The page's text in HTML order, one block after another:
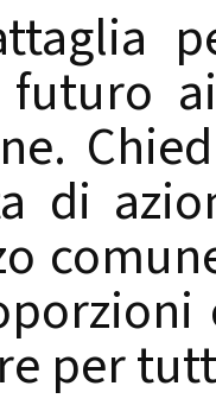
di
per